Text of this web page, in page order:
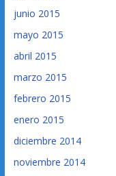
junio 2015
mayo 2015
abril 2015
marzo 2015
febrero 2015
enero 2015
diciembre 2014
noviembre 2014